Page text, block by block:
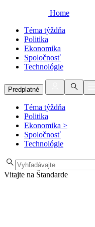
Home
Téma týždňa
Politika
Ekonomika
Spoločnosť
Technológie
Predplatné
Téma týždňa
Politika
Ekonomika >
Spoločnosť
Technológie
Vitajte na Štandarde